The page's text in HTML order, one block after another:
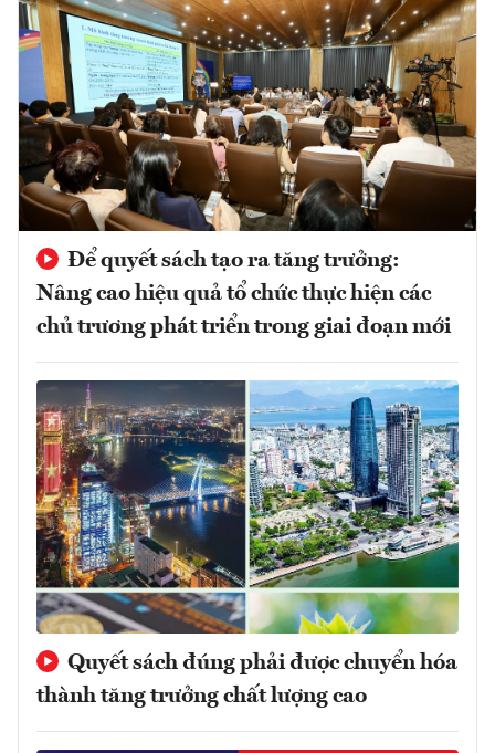
Để quyết sách tạo ra tăng trưởng:
Nâng cao hiệu quả tổ chức thực hiện các
chủ trương phát triển trong giai đoạn mới
Quyết sách đúng phải được chuyển hóa
thành tăng trưởng chất lượng cao